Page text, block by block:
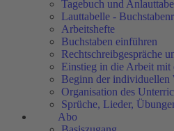
Tagebuch und
Lauttabelle -
Arbeitshefte
Buchstaben einführen
Rechtschreibgespräche
Einstieg in die Arbeit mit
Beginn der individuellen
Organisation des
Sprüche, Lieder,
Abo